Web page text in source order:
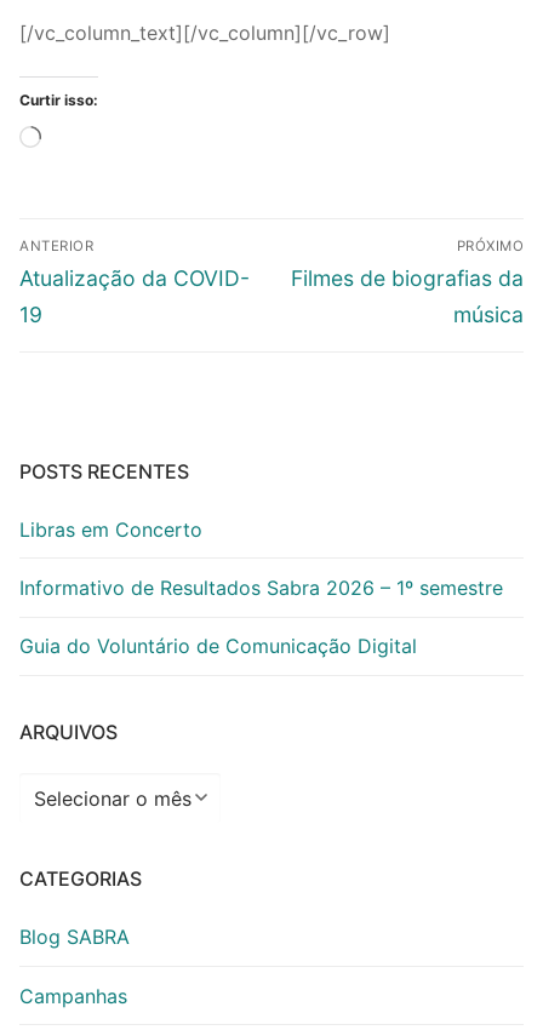
[/vc_column_text][/vc_column][/vc_row]
Curtir isso:
Carregando...
Navegação
de
Post
ANTERIOR
Post
anterior:
Atualização da COVID-
19
PRÓXIMO
Próximo
Filmes de biografias da
música
POSTS RECENTES
Libras em Concerto
Informativo de Resultados Sabra 2026 – 1º semestre
Guia do Voluntário de Comunicação Digital
ARQUIVOS
Arquivos
CATEGORIAS
Blog SABRA
Campanhas